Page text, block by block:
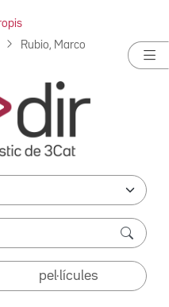
Rubio, Marco
pel·lícules